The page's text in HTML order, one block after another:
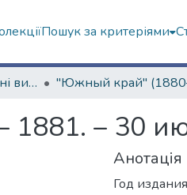
Пошук за критеріями
Харківські періодичні видання
1881. – 30
Анотація
Год